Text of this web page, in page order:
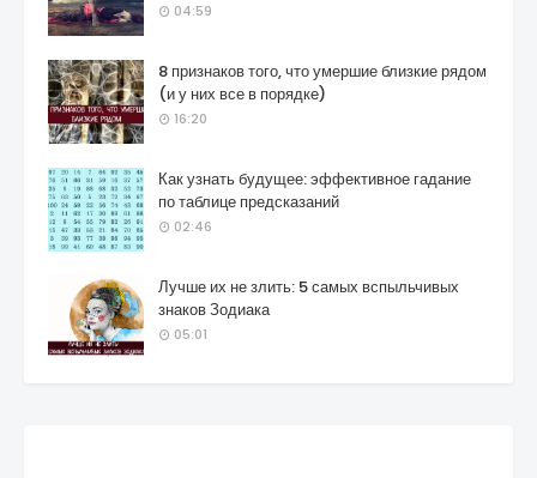
04:59
8 признаков того, что умершие близкие рядом
(и у них все в порядке)
16:20
Как узнать будущее: эффективное гадание
по таблице предсказаний
02:46
Лучше их не злить: 5 самых вспыльчивых
знаков Зодиака
05:01